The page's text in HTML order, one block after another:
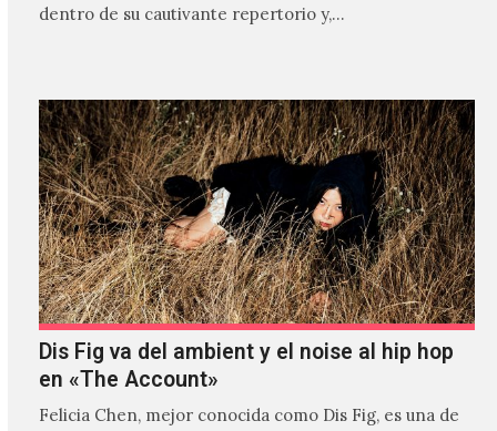
dentro de su cautivante repertorio y,…
Dis Fig va del ambient y el noise al hip hop
en «The Account»
Felicia Chen, mejor conocida como Dis Fig, es una de